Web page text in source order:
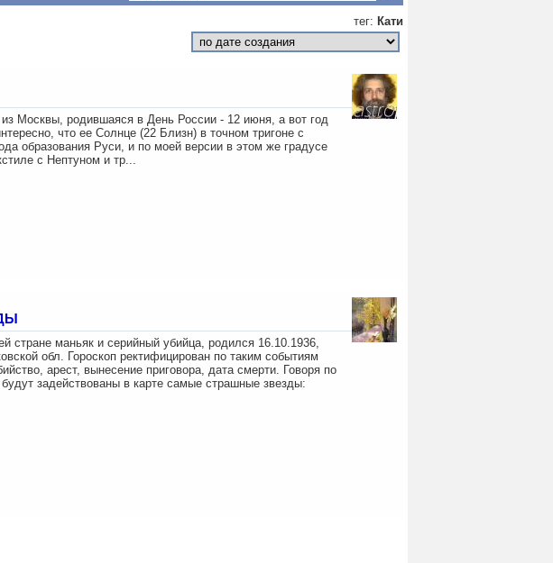
тег: Кати
Москвы, родившаяся в День России - 12 июня, а вот год
что ее Солнце (22 Близн) в точном тригоне с
образования Руси, и по моей версии в этом же градусе
с Нептуном и тр...
стране маньяк и серийный убийца, родился 16.10.1936,
обл. Гороскоп ректифицирован по таким событиям
арест, вынесение приговора, дата смерти. Говоря по
задействованы в карте самые страшные звезды: